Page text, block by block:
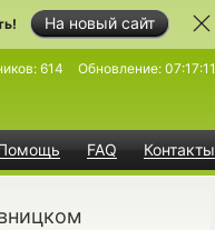
На новый сайт
FAQ Контакты
614 Обновление: 07:17:11